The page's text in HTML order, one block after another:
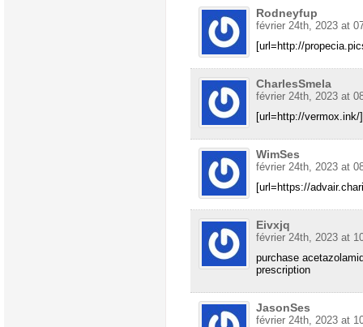
Rodneyfup
février 24th, 2023 at
[url=http://
CharlesSmela
février 24th, 2023 at
[url=http://
WimSes
février 24th, 2023 at
[url=https://
Eivxjq
février 24th, 2023 at
purchase
prescription
JasonSes
février 24th, 2023 at